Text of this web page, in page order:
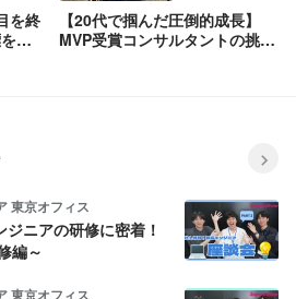
を終
聞
【20代で掴んだ圧倒的成長】
MVP受賞コンサルタントの挑戦
東京オフィス
ジニアの研修に密着！
編～
東京オフィス